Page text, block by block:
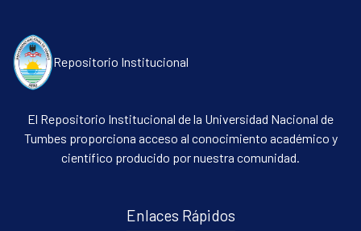
Communities & Collections
Repositorio Institucional
El Repositorio Institucional de la Universidad Nacional de
Tumbes proporciona acceso al conocimiento académico y
científico producido por nuestra comunidad.
Enlaces Rápidos